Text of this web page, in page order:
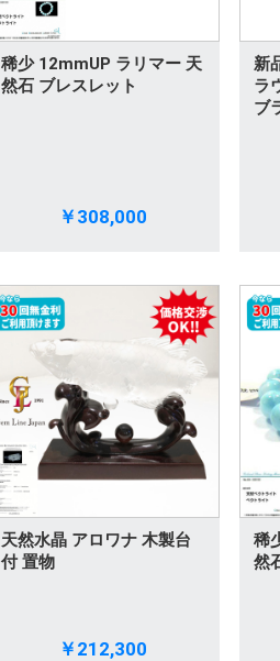
稀少 12mmUP ラリマー 天
然石 ブレスレット
￥308,000
新
ラ
ブ
天然水晶 アロワナ 木製台
付 置物
￥212,300
稀
然